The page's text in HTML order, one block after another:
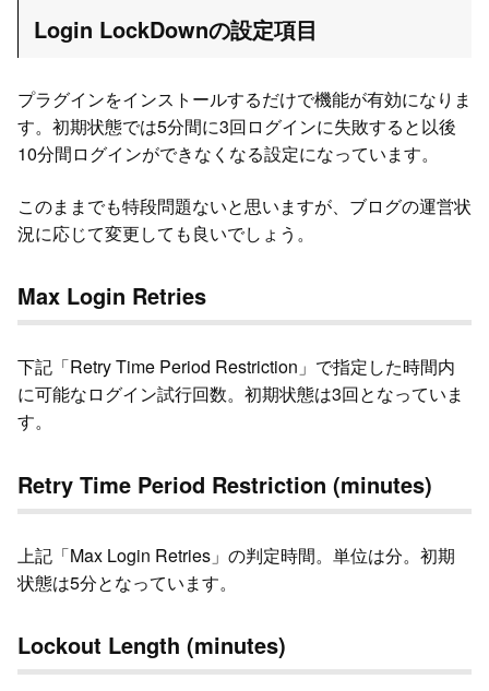
Login LockDownの設定項目
プラグインをインストールするだけで機能が有効になりま
す。初期状態では5分間に3回ログインに失敗すると以後
10分間ログインができなくなる設定になっています。
このままでも特段問題ないと思いますが、ブログの運営状
況に応じて変更しても良いでしょう。
Max Login Retries
下記「Retry Time Period Restriction」で指定した時間内
に可能なログイン試行回数。初期状態は3回となっていま
す。
Retry Time Period Restriction (minutes)
上記「Max Login Retries」の判定時間。単位は分。初期
状態は5分となっています。
Lockout Length (minutes)